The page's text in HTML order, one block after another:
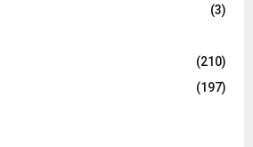
(3)
(210)
(197)